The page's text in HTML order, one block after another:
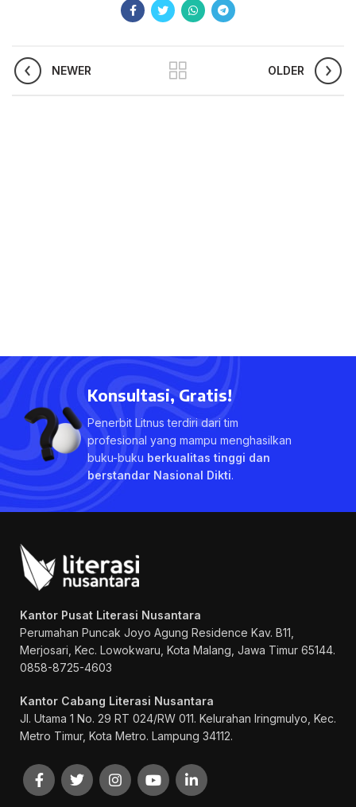
NEWER OLDER
Konsultasi, Gratis!
Penerbit Litnus terdiri dari tim
profesional yang mampu menghasilkan
buku-buku berkualitas tinggi dan
berstandar Nasional Dikti.
Kantor Pusat Literasi Nusantara
Perumahan Puncak Joyo Agung Residence Kav. B11,
Merjosari, Kec. Lowokwaru, Kota Malang, Jawa Timur 65144.
0858-8725-4603
Kantor Cabang Literasi Nusantara
Jl. Utama 1 No. 29 RT 024/RW 011. Kelurahan Iringmulyo, Kec.
Metro Timur, Kota Metro. Lampung 34112.